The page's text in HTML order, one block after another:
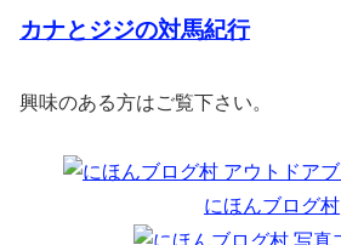
カナとジジの対馬紀行
興味のある方はご覧下さい。
にほんブログ村